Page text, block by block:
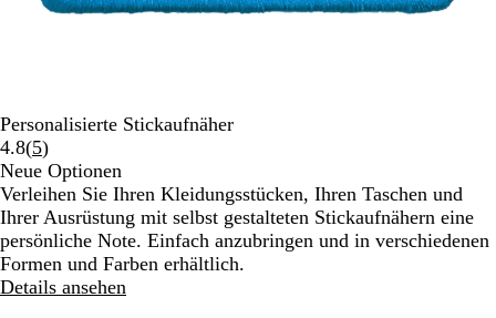
Personalisierte Stickaufnäher
4.8(5Bewertungen
5
lesen
)
Neue Optionen
Verleihen Sie Ihren Kleidungsstücken, Ihren Taschen und
Ihrer Ausrüstung mit selbst gestalteten Stickaufnähern eine
persönliche Note. Einfach anzubringen und in verschiedenen
Formen und Farben erhältlich.
Details ansehen